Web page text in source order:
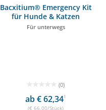
Bacxitium® Emergency Kit
für Hunde & Katzen
Für unterwegs
(0)
ab € 62,341
(€ 66,00/Stück)